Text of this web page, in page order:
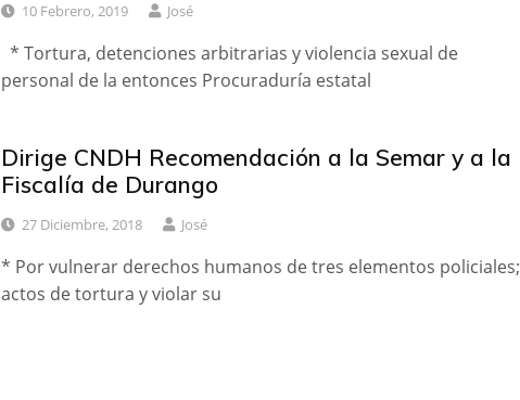
10 Febrero, 2019 José
* Tortura, detenciones arbitrarias y violencia sexual de
personal de la entonces Procuraduría estatal
Dirige CNDH Recomendación a la Semar y a la
Fiscalía de Durango
27 Diciembre, 2018 José
* Por vulnerar derechos humanos de tres elementos policiales;
actos de tortura y violar su